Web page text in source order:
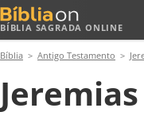
BÍBLIA SAGRADA ONLINE
Bíblia Antigo Testamento